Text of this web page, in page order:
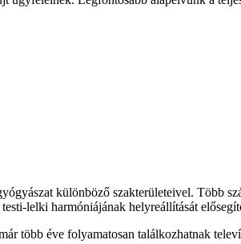
különböző szakterületeivel. Több
lelki harmóniájának helyreállítását
több éve folyamatosan találkozhatnak